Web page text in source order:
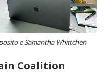
e Samantha Whittchen
Coalition